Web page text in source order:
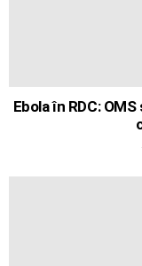
Ebola în RDC: